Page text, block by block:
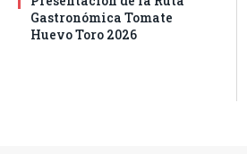
Gastronómica Tomate
Huevo Toro 2026